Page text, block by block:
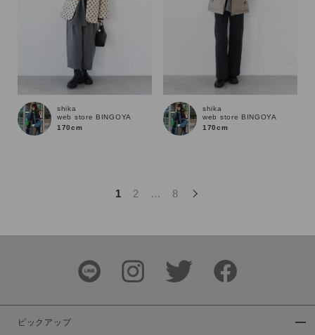
この条件で絞り込む
shika
web store BINGOYA
170cm
shika
web store BINGOYA
170cm
1 2 … 8
ピックアップ